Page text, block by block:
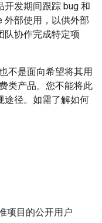
开发期间跟踪 bug 和
外部使用，以供外部
队协作完成特定项
不是面向希望将其用
类产品。您不能将此
途径。如需了解如何
项目的公开用户